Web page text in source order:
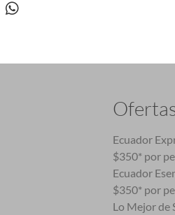
Ecuador
$350* por
Ecuador
$350* por
Lo Mejor de